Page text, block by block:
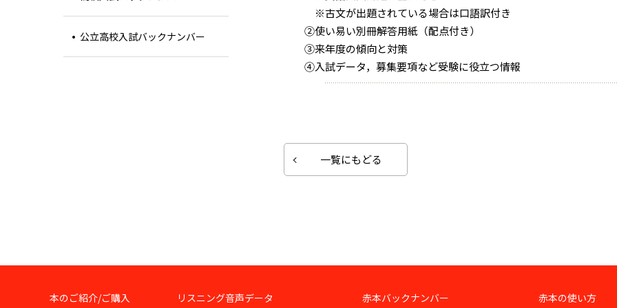
※古文が出題されている場合は口語訳付き
②使い易い別冊解答用紙（配点付き）
③来年度の傾向と対策
④入試データ，募集要項など受験に役立つ情報
一覧にもどる
公立高校入試バックナンバー
本のご紹介/ご購入 リスニング音声データ 赤本バックナンバー 赤本の使い方